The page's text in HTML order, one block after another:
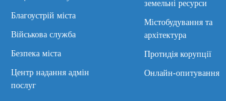
Благоустрій міста
Військова служба
Безпека міста
Центр надання адмін
послуг
земельні ресурси
Містобудування та
архітектура
Протидія корупції
Онлайн-опитування